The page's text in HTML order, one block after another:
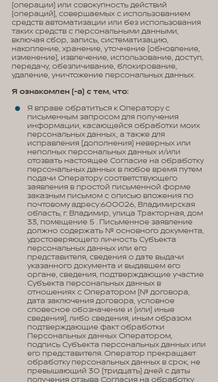
(операции) или совокупность действий
(операций), совершаемых с использованием
средств автоматизации или без использования
таких средств с персональными данными,
включая сбор, запись, систематизацию,
накопление, хранение, уточнение (обновление,
изменение), извлечение, использование, доступ,
передачу, обезличивание, блокирование,
удаление, уничтожение персональных данных.
Я ознакомлен (-а) с тем, что:
Я вправе обратиться к Оператору с
письменным запросом для получения
информации, касающейся обработки моих
персональных данных, а также для
исправления (дополнения) неверных или
неполных персональных данных и/или
отозвать настоящее Согласие на обработку
персональных данных в любое время путем
подачи Оператору соответствующего
заявления в простой письменной форме
заказным письмом с описью вложения по
почтовому адресу:600026, Владимирская
область, г. Владимир, улица Тракторная, дом
33, помещение 5 . Письменное заявление
должно содержать № основного документа,
удостоверяющего личность Субъекта
персональных данных или его
представителя, сведения о дате выдачи
указанного документа и выдавшем его
органе, сведения, подтверждающие участие
Субъекта персональных данных в
отношениях с Оператором (№ договора,
дата заключения договора, условное
словесное обозначение и (или) иные
сведения), либо сведения, иным образом
подтверждающие факт обработки
Персональных данных Оператором,
подпись Субъекта персональных данных или
его представителя. Оператор прекращает
обработку персональных данных в срок, не
превышающий 30 (тридцать) дней с даты
получения отзыва Согласия на обработку